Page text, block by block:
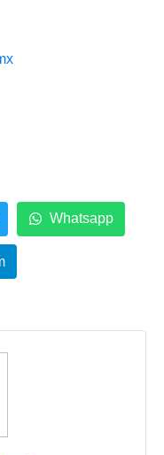
Whatsapp